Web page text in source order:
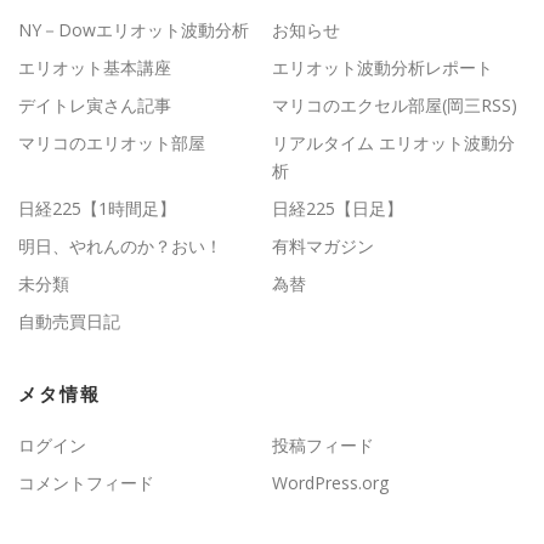
NY－Dowエリオット波動分析
お知らせ
エリオット基本講座
エリオット波動分析レポート
デイトレ寅さん記事
マリコのエクセル部屋(岡三RSS)
マリコのエリオット部屋
リアルタイム エリオット波動分
析
日経225【1時間足】
日経225【日足】
明日、やれんのか？おい！
有料マガジン
未分類
為替
自動売買日記
メタ情報
ログイン
投稿フィード
コメントフィード
WordPress.org